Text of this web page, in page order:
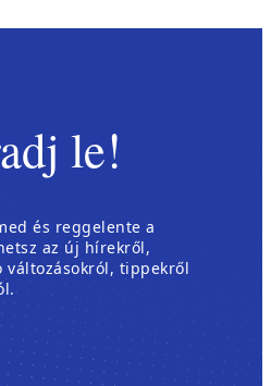
le!
és reggelente a
az új hírekről,
változásokról, tippekről